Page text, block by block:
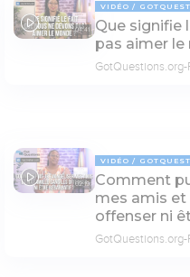
04:41
VIDÉO
Que signifie
pas aimer le
GotQuestions.org-
02:19
VIDÉO
Comment
mes amis et
offenser ni
GotQuestions.org-